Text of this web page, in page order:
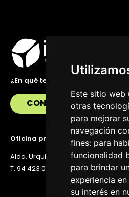
Este sitio web
otras
para mejorar
navegación
fines: para
funcionalidad
para brindar
experiencia
su interés en
¿En qué te podemos ayudar?
CONTÁCTANOS
Oficina principal
Alda. Urquijo 36, 6ª planta, 48011
T. 94 423 07 43